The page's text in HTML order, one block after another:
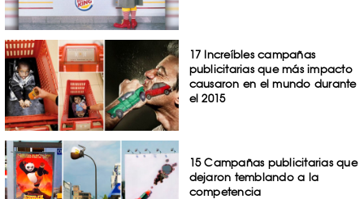
17 Increíbles campañas
publicitarias que más impacto
causaron en el mundo durante
el 2015
15 Campañas publicitarias que
dejaron temblando a la
competencia